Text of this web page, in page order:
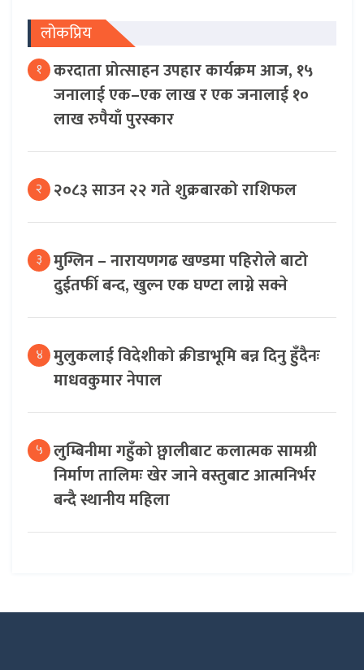
लोकप्रिय
१ करदाता प्रोत्साहन उपहार कार्यक्रम आज, १५
जनालाई एक–एक लाख र एक जनालाई १०
लाख रुपैयाँ पुरस्कार
२ २०८३ साउन २२ गते शुक्रबारको राशिफल
३ मुग्लिन – नारायणगढ खण्डमा पहिरोले बाटो
दुईतर्फी बन्द, खुल्न एक घण्टा लाग्ने सक्ने
४ मुलुकलाई विदेशीको क्रीडाभूमि बन्न दिनु हुँदैनः
माधवकुमार नेपाल
५ लुम्बिनीमा गहुँको छ्वालीबाट कलात्मक सामग्री
निर्माण तालिमः खेर जाने वस्तुबाट आत्मनिर्भर
बन्दै स्थानीय महिला